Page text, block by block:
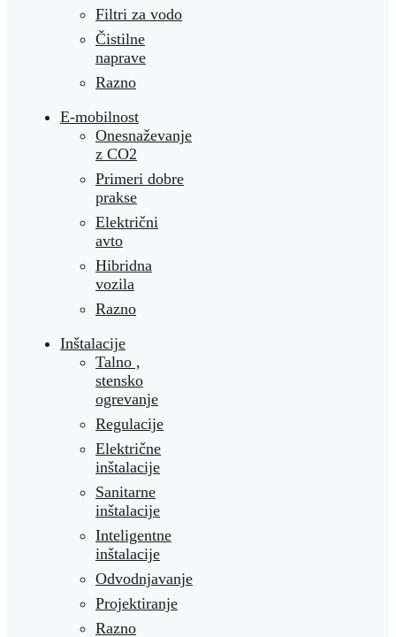
Filtri za vodo
Čistilne
naprave
Razno
E-mobilnost
Onesnaževanje
z CO2
Primeri dobre
prakse
Električni
avto
Hibridna
vozila
Razno
Inštalacije
Talno ,
stensko
ogrevanje
Regulacije
Električne
inštalacije
Sanitarne
inštalacije
Inteligentne
inštalacije
Odvodnjavanje
Projektiranje
Razno